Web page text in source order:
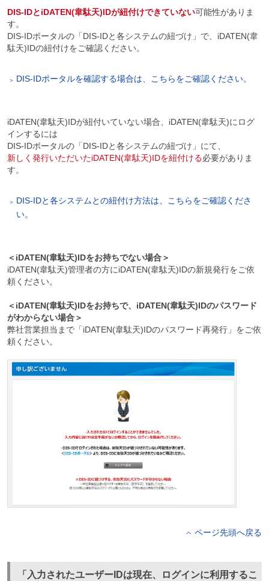
DIS-IDとiDATEN(韋駄天)IDが紐付けできていない可能性がありま
す。
DIS-IDポータルの「DIS-IDと各システムの紐づけ」で、iDATEN(韋
駄天)IDの紐付けをご確認ください。
DIS-IDポータルを確認する場合は、こちらをご確認ください。
iDATEN(韋駄天)IDが紐付いていない場合、iDATEN(韋駄天)にログ
インするには
DIS-IDポータルの「DIS-IDと各システムの紐づけ」にて、
新しく発行いただいたiDATEN(韋駄天)IDを紐付ける必要がありま
す。
DIS-IDと各システムとの紐付け方法は、こちらをご確認くださ
い。
＜iDATEN(韋駄天)IDをお持ちでない場合＞
iDATEN(韋駄天)管理者の方にiDATEN(韋駄天)IDの新規発行をご依
頼ください。
＜iDATEN(韋駄天)IDをお持ちで、iDATEN(韋駄天)IDのパスワード
がわからない場合＞
弊社営業担当まで「iDATEN(韋駄天)IDのパスワード再発行」をご依
頼ください。
ページ先頭へ戻る
「入力されたユーザーIDは現在、ログインに利用するこ